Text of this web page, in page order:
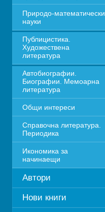
Природо-математически
науки
Публицистика.
Художествена
литература
Автобиографии.
Биографии. Мемоарна
литература
Общи интереси
Справочна литература.
Периодика
Икономика за
начинаещи
Автори
Нови книги